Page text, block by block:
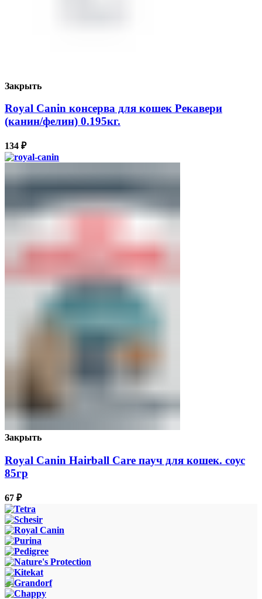
Закрыть
Royal Canin консерва для кошек Рекавери
(канин/фелин) 0.195кг.
134 ₽
Закрыть
Royal Canin Hairball Care пауч для кошек. соус
85гр
67 ₽